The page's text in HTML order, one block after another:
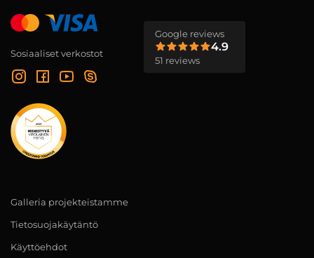
Sosiaaliset verkostot
Google reviews
4.9
51 reviews
Galleria projekteistamme
Tietosuojakäytäntö
Käyttöehdot